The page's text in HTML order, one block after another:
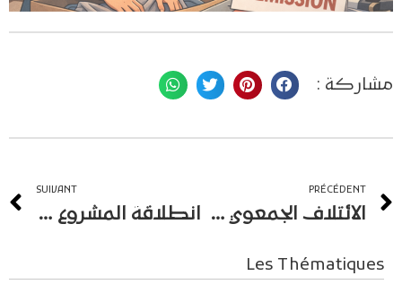
مشاركة :
PRÉCÉDENT
الائتلاف الجمعوي للدفاع عن حقوق الأمهات العازبات وأطفالهن بالمغرب « ثلاث سنوات من الالتزام الجماعي: مكتسبات وآفاق جديدة نحو مستقبل أكثر عدلاً وإنصافاً »
SUIVANT
انطلاقة المشروع الممول من طرف الصندوق العالمي لحقوق الإنسان
Les Thématiques